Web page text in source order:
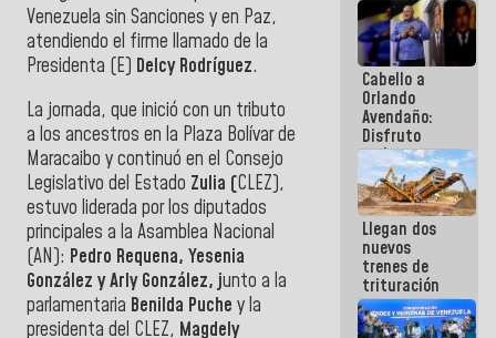
Venezuela sin Sanciones y en Paz,
atendiendo el firme llamado de la
Presidenta (E) Delcy Rodríguez.
La jornada, que inició con un tributo
a los ancestros en la Plaza Bolívar de
Maracaibo y continuó en el Consejo
Legislativo del Estado Zulia (CLEZ),
estuvo liderada por los diputados
principales a la Asamblea Nacional
(AN): Pedro Requena, Yesenia
González y Arly González, junto a la
parlamentaria Benilda Puche y la
presidenta del CLEZ, Magdely
Cabello a
Orlando
Avendaño:
Disfruto
cada vez
que escribes
porque lo
que haces
es
embarrarla
Llegan dos
nuevos
trenes de
trituración
para
optimizar